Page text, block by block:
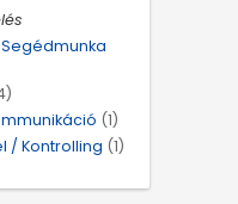
(1)
/ Kontrolling (1)